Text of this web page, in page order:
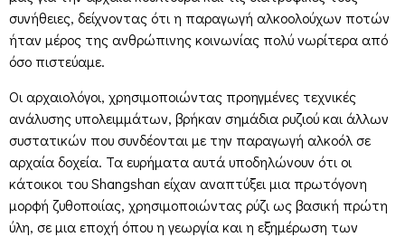
συνήθειες, δείχνοντας ότι η παραγωγή αλκοολούχων ποτών
ήταν μέρος της ανθρώπινης κοινωνίας πολύ νωρίτερα από
όσο πιστεύαμε.
Οι αρχαιολόγοι, χρησιμοποιώντας προηγμένες τεχνικές
ανάλυσης υπολειμμάτων, βρήκαν σημάδια ρυζιού και άλλων
συστατικών που συνδέονται με την παραγωγή αλκοόλ σε
αρχαία δοχεία. Τα ευρήματα αυτά υποδηλώνουν ότι οι
κάτοικοι του Shangshan είχαν αναπτύξει μια πρωτόγονη
μορφή ζυθοποιίας, χρησιμοποιώντας ρύζι ως βασική πρώτη
ύλη, σε μια εποχή όπου η γεωργία και η εξημέρωση των